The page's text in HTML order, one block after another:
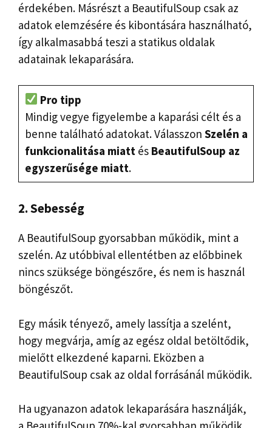
érdekében. Másrészt a BeautifulSoup csak az
adatok elemzésére és kibontására használható,
így alkalmasabbá teszi a statikus oldalak
adatainak lekaparására.
Pro tipp
Mindig vegye figyelembe a kaparási célt és a
benne található adatokat. Válasszon Szelén a
funkcionalitása miatt és BeautifulSoup az
egyszerűsége miatt.
2. Sebesség
A BeautifulSoup gyorsabban működik, mint a
szelén. Az utóbbival ellentétben az előbbinek
nincs szüksége böngészőre, és nem is használ
böngészőt.
Egy másik tényező, amely lassítja a szelént,
hogy megvárja, amíg az egész oldal betöltődik,
mielőtt elkezdené kaparni. Eközben a
BeautifulSoup csak az oldal forrásánál működik.
Ha ugyanazon adatok lekaparására használják,